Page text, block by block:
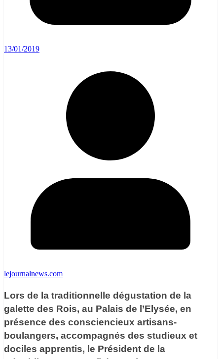
13/01/2019
lejournalnews.com
Lors de la traditionnelle dégustation de la
galette des Rois, au Palais de l’Elysée, en
présence des consciencieux artisans-
boulangers, accompagnés des studieux et
dociles apprentis, le Président de la